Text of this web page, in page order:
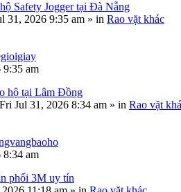
Safety Jogger tại Đà Nẵng
31, 2026 9:35 am » in Rao vặt khác
9:35 am
hộ tại Lâm Đồng
Fri Jul 31, 2026 8:34 am » in Rao vặt
8:34 am
phối 3M uy tín